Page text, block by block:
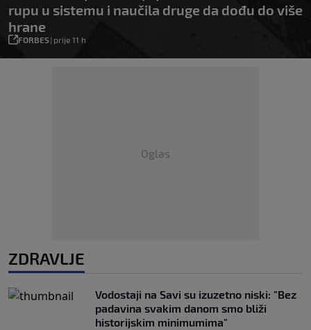
rupu u sistemu i naučila druge da dođu do više
hrane
FORBES| prije 11 h
Oglas
ZDRAVLJE
Vodostaji na Savi su izuzetno niski: "Bez
padavina svakim danom smo bliži
historijskim minimumima"